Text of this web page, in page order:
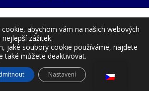
abychom vám na našich webových
zážitek.
jaké soubory cookie používáme, najdete
také můžete deaktivovat.
Nastavení